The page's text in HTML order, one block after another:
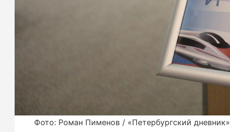
Фото: Роман Пименов / «Петербургский дневник»